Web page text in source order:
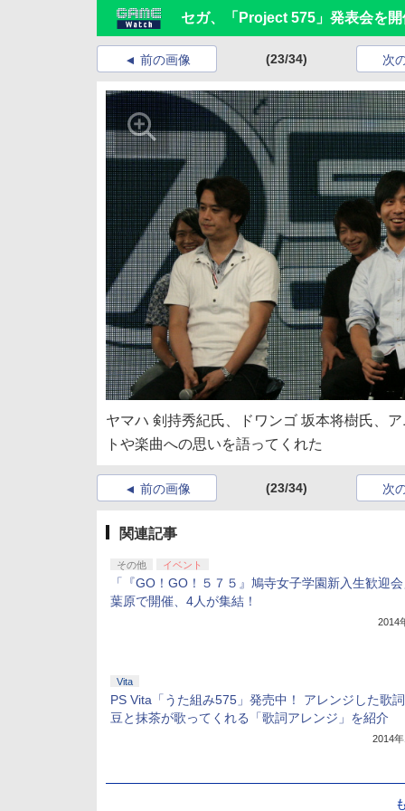
セガ、「Project 575」発表会を開
前の画像 (23/34) 次
ヤマハ 剣持秀紀氏、ドワンゴ 坂本将樹氏、
トや楽曲への思いを語ってくれた
前の画像 (23/34) 次
関連記事
その他 イベント
「『GO！GO！５７５』鳩寺女子学園新入生歓迎
葉原で開催、4人が集結！
2014
Vita
PS Vita「うた組み575」発売中！ アレンジした歌
豆と抹茶が歌ってくれる「歌詞アレンジ」を紹介
2014